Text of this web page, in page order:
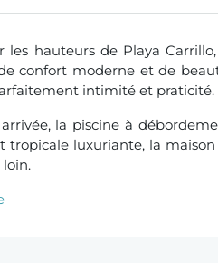
les hauteurs de Playa
confort moderne et de
intimité et praticité.
la piscine à
tropicale luxuriante, la
loin.